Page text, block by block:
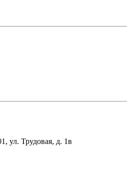
ул. Трудовая, д. 1в